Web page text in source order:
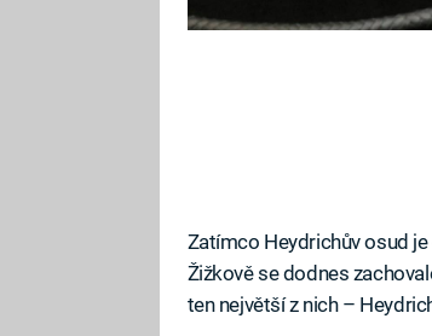
Zatímco Heydrichův osud
Žižkově se dodnes
ten největší z nich –